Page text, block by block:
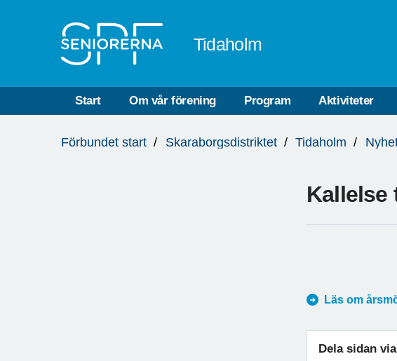
Tidaholm
Start Om vår förening Program Aktiviteter
är
Förbundet start Skaraborgsdistriktet Tidaholm
Kallelse
Läs om
Dela sidan